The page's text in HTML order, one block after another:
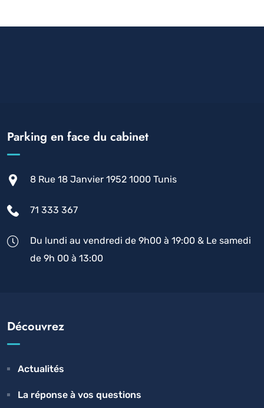
Parking en face du cabinet
8 Rue 18 Janvier 1952 1000 Tunis
71 333 367
Du lundi au vendredi de 9h00 à 19:00 & Le samedi
de 9h 00 à 13:00
Découvrez
Actualités
La réponse à vos questions